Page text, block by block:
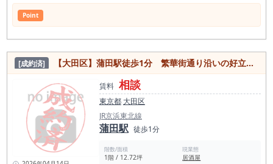
Point
[成約済] 【大田区】蒲田駅徒歩1分 繁華街通り沿いの好立地！内装美麗な居抜き物件
賃料 相談
東京都 大田区
JR京浜東北線
蒲田駅 徒歩1分
階数/面積
1階 / 12.72坪
現業態
居酒屋